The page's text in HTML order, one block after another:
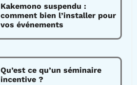
Kakemono suspendu :
comment bien l’installer pour
vos événements
Qu’est ce qu’un séminaire
incentive ?